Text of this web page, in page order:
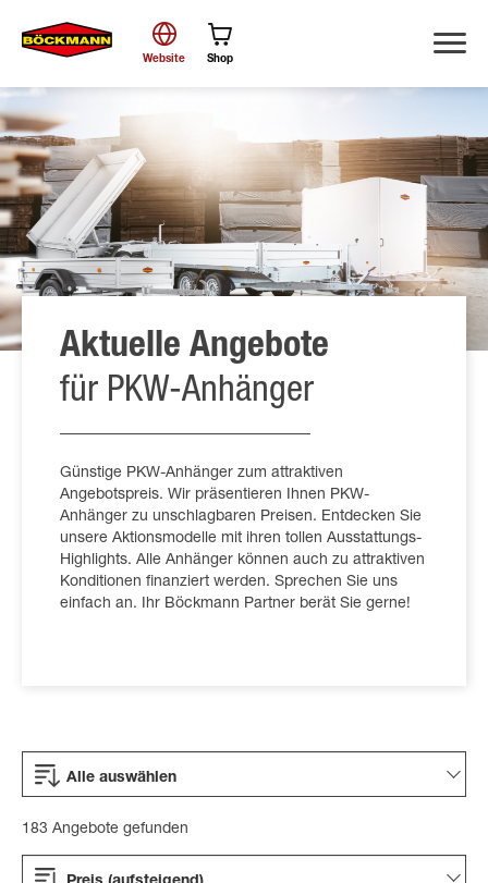
Suche
Website Shop
Aktuelle Angebote
für PKW-Anhänger
Günstige PKW-Anhänger zum attraktiven
Angebotspreis. Wir präsentieren Ihnen PKW-
Anhänger zu unschlagbaren Preisen. Entdecken Sie
unsere Aktionsmodelle mit ihren tollen Ausstattungs-
Highlights. Alle Anhänger können auch zu attraktiven
Konditionen finanziert werden. Sprechen Sie uns
einfach an. Ihr Böckmann Partner berät Sie gerne!
Alle auswählen
183 Angebote gefunden